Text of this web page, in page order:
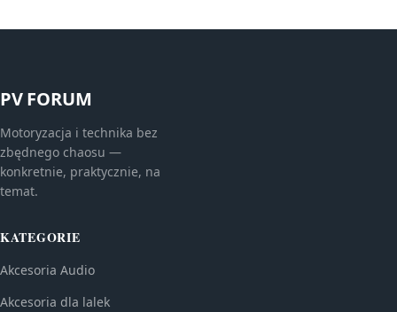
PV FORUM
Motoryzacja i technika bez
zbędnego chaosu —
konkretnie, praktycznie, na
temat.
KATEGORIE
Akcesoria Audio
Akcesoria dla lalek